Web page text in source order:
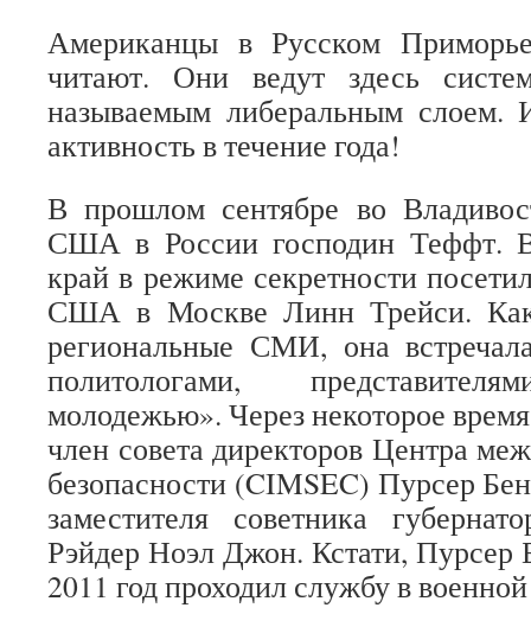
Американцы в Русском
читают. Они ведут здесь
называемым либеральным слоем.
активность в течение года!
В прошлом сентябре во
США в России господин Теффт.
край в режиме секретности
США в Москве Линн Трейси.
региональные СМИ, она
политологами,
молодежью». Через некоторое
член совета директоров Центра
безопасности (CIMSEC) Пурсер
заместителя советника
Рэйдер Ноэл Джон. Кстати, Пурсер
2011 год проходил службу в